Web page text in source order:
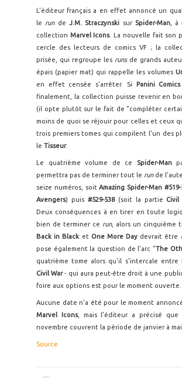
L'éditeur français a en effet annoncé un
le run de J.M. Straczynski sur Spider-Man, à
collection Marvel Icons. La nouvelle fait son
cercle des lecteurs de comics VF ; la
prisée, qui regroupe les runs de grands
épais (papier mat) qui rappelle les volumes
en effet censée s'arrêter. Si
Panini Comics
finalement, la collection puisse revenir en
(il opte plutôt sur le fait de "compléter
moins de quoi se réjouir pour celles et ceux
trois premiers tomes qui compilent l'un des
le Tisseur.
Le quatrième volume de ce Spider-Man
permettra pas de terminer tout le run de
seize numéros, soitAmazing Spider-Man #519-
Avengers) puis #529-538 (soit la partie Civil
Deux conséquences à en tirer en toute
bien de terminer ce run, alors un cinquième
Back in Black et One More Day devrait être
pose également la question de l'arc "The
quatrième tome alors qu'il s'intercale entre
Civil War- qui aura peut-être droit à une
foire aux options est pour le moment ouverte.
Aucune date n'a été pour le moment
Marvel Icons, mais l'éditeur a précisé que
novembre couvrent la période de janvier à mai
Source